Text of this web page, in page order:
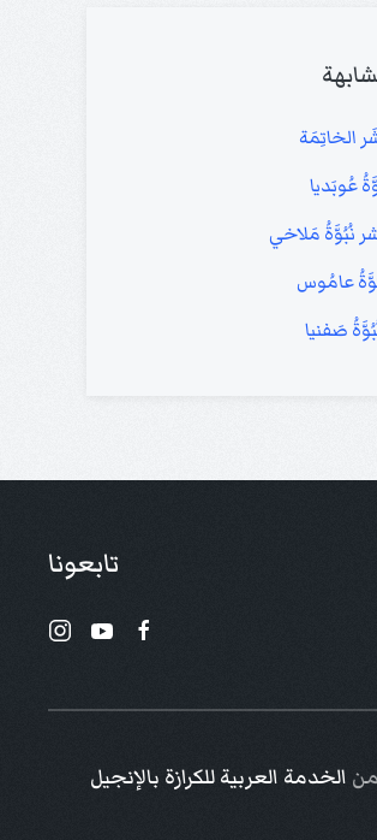
الخاتِمَة
عُوبَديا
نُبُوَّةُ مَلاخي
عامُوس
صَفنيا
تابعونا
الخدمة العربية للكرازة بالإنجيل